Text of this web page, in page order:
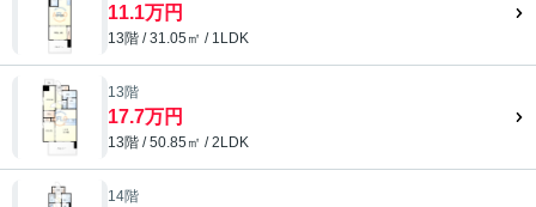
11.1万円
13階 / 31.05㎡ / 1LDK
13階
17.7万円
13階 / 50.85㎡ / 2LDK
14階